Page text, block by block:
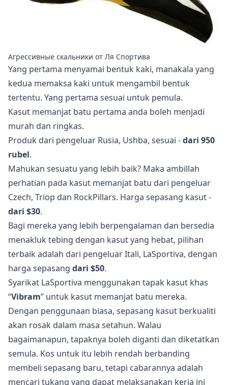
Агрессивные скальники от Ля Спортива
Yang pertama menyamai bentuk kaki, manakala yang
kedua memaksa kaki untuk mengambil bentuk
tertentu. Yang pertama sesuai untuk pemula.
Kasut memanjat batu pertama anda boleh menjadi
murah dan ringkas.
Produk dari pengeluar Rusia, Ushba, sesuai -dari 950
rubel.
Mahukan sesuatu yang lebih baik? Maka ambillah
perhatian pada kasut memanjat batu dari pengeluar
Czech, Triop dan RockPillars. Harga sepasang kasut -
dari $30.
Bagi mereka yang lebih berpengalaman dan bersedia
menakluk tebing dengan kasut yang hebat, pilihan
terbaik adalah dari pengeluar Itali, LaSportiva, dengan
harga sepasang dari $50.
Syarikat LaSportiva menggunakan tapak kasut khas
“Vibram” untuk kasut memanjat batu mereka.
Dengan penggunaan biasa, sepasang kasut berkualiti
akan rosak dalam masa setahun. Walau
bagaimanapun, tapaknya boleh diganti dan diketatkan
semula. Kos untuk itu lebih rendah berbanding
membeli sepasang baru, tetapi cabarannya adalah
mencari tukang yang dapat melaksanakan kerja ini